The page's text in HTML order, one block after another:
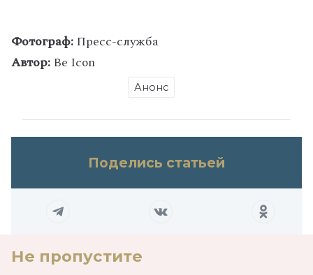
Фотограф:Пресс-служба
Автор:Be Icon
Анонс
Поделись статьей
Не пропустите